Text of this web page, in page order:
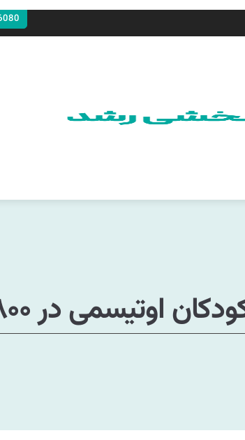
۸۰۰ مهدکودک مازندران